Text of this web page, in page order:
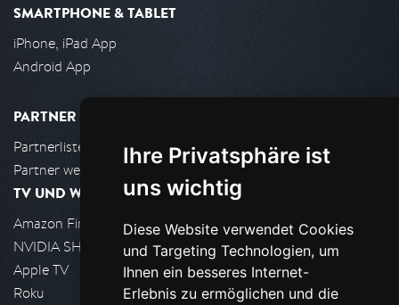
Ihre Privatsphäre ist
uns wichtig
Diese Website verwendet Cookies
und Targeting Technologien, um
Ihnen ein besseres Internet-
Erlebnis zu ermöglichen und die
SMARTPHONE & TABLET
iPhone, iPad App
Android App
PARTNER
Partnerliste
Partner werden
TV UND WOHNZIMMER
Amazon FireTV
NVIDIA SHIELD, Google TV
Apple TV
Roku